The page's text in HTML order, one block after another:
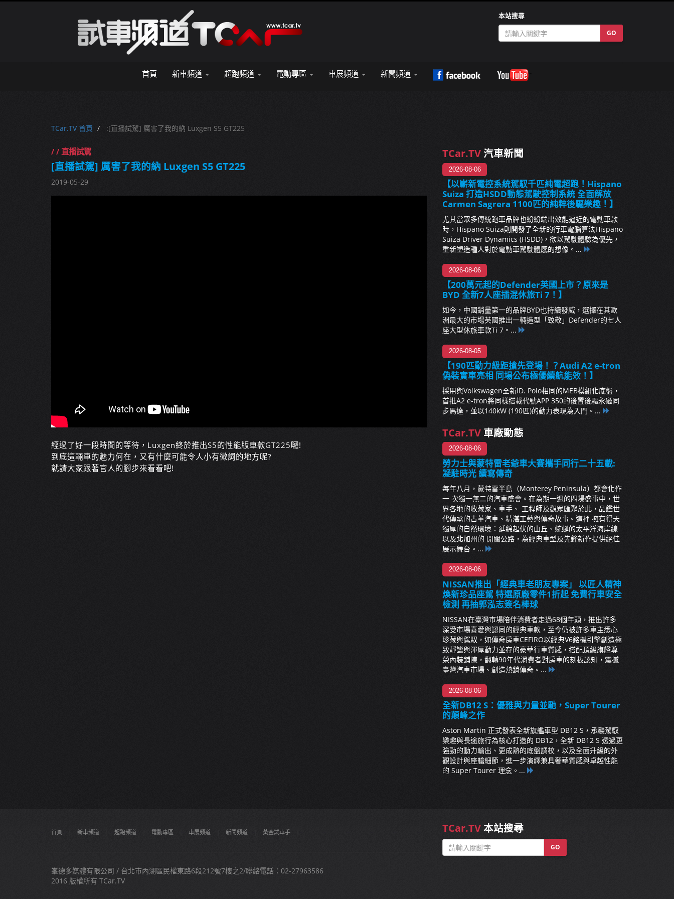
本站搜尋
GO
首頁 新車頻道 超跑頻道 電動專區 車展頻道 新聞頻道
TCar.TV 首頁 :[直播試駕] 厲害了我的納 Luxgen S5 GT225
/ / 直播試駕
[直播試駕] 厲害了我的納 Luxgen S5 GT225
2019-05-29
經過了好一段時間的等待，Luxgen終於推出S5的性能版車款GT225囉!
到底這輛車的魅力何在，又有什麼可能令人小有微詞的地方呢?
就請大家跟著官人的腳步來看看吧!
TCar.TV汽車新聞
2026-08-06
【以嶄新電控系統駕馭千匹純電超跑！Hispano
Suiza 打造HSDD動態駕駛控制系統 全面解放
Carmen Sagrera 1100匹的純粹後驅樂趣！】
尤其當眾多傳統跑車品牌也紛紛端出效能逼近的電動車款
時，Hispano Suiza則開發了全新的行車電腦算法Hispano
Suiza Driver Dynamics (HSDD)，欲以駕駛體驗為優先，
重新塑造種人對於電動車駕駛體感的想像。...
2026-08-06
【200萬元起的Defender英國上市？原來是
BYD 全新7人座插混休旅Ti 7！】
如今，中國銷量第一的品牌BYD也持續發威，選擇在其歐
洲最大的市場英國推出一輛造型「致敬」Defender的七人
座大型休旅車款Ti 7。...
2026-08-05
【190匹動力級距搶先登場！？Audi A2 e-tron
偽裝實車亮相 同場公布極優續航能效！】
採用與Volkswagen全新ID. Polo相同的MEB模組化底盤，
首批A2 e-tron將同樣搭載代號APP 350的後置後驅永磁同
步馬達，並以140kW (190匹)的動力表現為入門。...
TCar.TV 車廠動態
2026-08-06
勞力士與蒙特雷老爺車大賽攜手同行二十五載:
凝駐時光 續寫傳奇
每年八月，蒙特雷半島（Monterey Peninsula）都會化作
一 次獨一無二的汽車盛會。在為期一週的四場盛事中，世
界各地的收藏家、車手、 工程師及觀眾匯聚於此，品鑑世
代傳承的古董汽車、精湛工藝與傳奇故事。這裡 擁有得天
獨厚的自然環境：延綿起伏的山丘、蜿蜒的太平洋海岸線
以及北加州的 開闊公路，為經典車型及先鋒新作提供絕佳
展示舞台。...
2026-08-06
NISSAN推出「經典車老朋友專案」 以匠人精神
煥新珍品座駕 特選原廠零件1折起 免費行車安全
檢測 再抽郭泓志簽名棒球
NISSAN在臺灣市場陪伴消費者走過68個年頭，推出許多
深受市場喜愛與認同的經典車款，至今仍被許多車主悉心
珍藏與駕馭，如傳奇房車CEFIRO以經典V6銘機引擎創造極
致靜謐與渾厚動力並存的豪華行車質感，搭配頂級旗艦尊
榮內裝鋪陳，翻轉90年代消費者對房車的刻板認知，震撼
臺灣汽車市場、創造熱銷傳奇。...
2026-08-06
全新DB12 S：優雅與力量並馳，Super Tourer
的顛峰之作
Aston Martin 正式發表全新旗艦車型 DB12 S，承襲駕馭
樂趣與長途旅行為核心打造的 DB12，全新 DB12 S 透過更
強勁的動力輸出、更成熟的底盤調校，以及全面升級的外
觀設計與座艙細節，進一步演繹兼具奢華質感與卓越性能
的 Super Tourer 理念。...
TCar.TV本站搜尋
GO
首頁 新車頻道 超跑頻道 電動專區 車展頻道 新聞頻道 黃金試車手
峯德多媒體有限公司 / 台北市內湖區民權東路6段212號7樓之2/聯絡電話：02-27963586
2016 版權所有 TCar.TV